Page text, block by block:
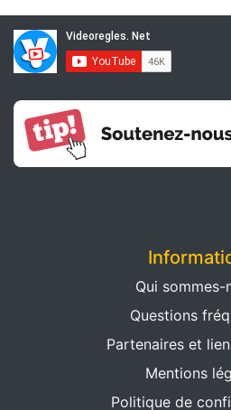
Qui sommes-
Questions
Partenaires et
Mentions
Politique de